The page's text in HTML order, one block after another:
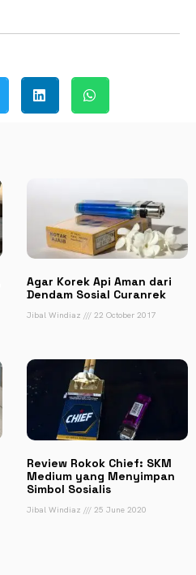
Agar Korek Api Aman dari
Dendam Sosial Curanrek
Jibal Windiaz 22 October 2017
Review Rokok Chief: SKM
Medium yang Menyimpan
Simbol Sosialis
Jibal Windiaz 25 June 2020